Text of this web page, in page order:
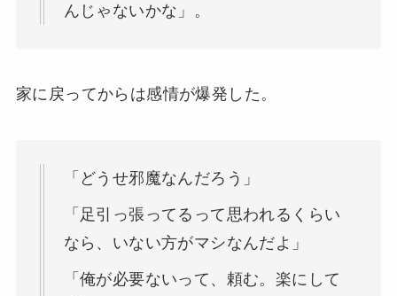
んじゃないかな」。
家に戻ってからは感情が爆発した。
「どうせ邪魔なんだろう」
「足引っ張ってるって思われるくらい
なら、いない方がマシなんだよ」
「俺が必要ないって、頼む。楽にして